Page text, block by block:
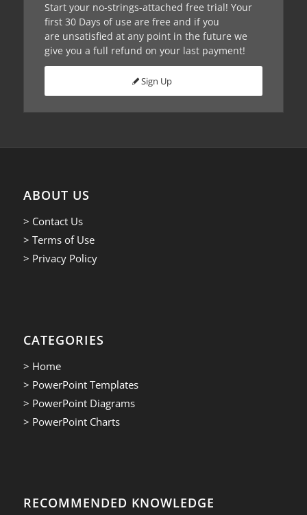
Start your no-strings-attached free trial! Your
first 30 Days of use are free and if you
are unsatisfied at any point in the future we
give you a full refund on your last payment!
Sign Up
ABOUT US
> Contact Us
> Terms of Use
> Privacy Policy
CATEGORIES
> Home
> PowerPoint Templates
> PowerPoint Diagrams
> PowerPoint Charts
RECOMMENDED KNOWLEDGE